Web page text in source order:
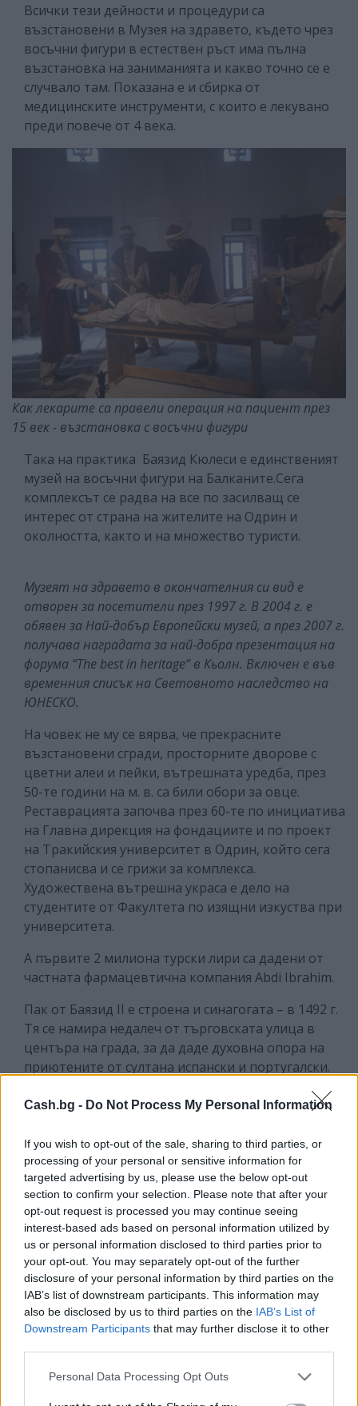
Cash.bg - Do Not Process My Personal Information
If you wish to opt-out of the sale, sharing to third parties, or
processing of your personal or sensitive information for
targeted advertising by us, please use the below opt-out
section to confirm your selection. Please note that after your
opt-out request is processed you may continue seeing
interest-based ads based on personal information utilized by
us or personal information disclosed to third parties prior to
your opt-out. You may separately opt-out of the further
disclosure of your personal information by third parties on the
IAB’s list of downstream participants. This information may
also be disclosed by us to third parties on the IAB’s List of
Downstream Participants that may further disclose it to other
Personal Data Processing Opt Outs
Всички тези дейности и процедури са
възстановени в Музея на здравето, където чрез
восъчни фигури в естествен ръст има пълна
възстановка на заниманията и какво точно се е
случвало там. Показана е и сбирка от
медицинските инструменти, с които е лекувано
преди повече от 4 века.
Как лекарите са правели операция на пациент през
15 век - възстановка с восъчни фигури
Така на практика Баязид Кюлеси е единственият
музей на восъчни фигури на Балканите.Сега
комплексът се радва на все по засилващ се
интерес от страна на жителите на Одрин и
околността, както и на множество туристи.
Музеят на здравето в окончателния си вид е
отворен за посетители през 1997 г. В 2004 г. е
обявен за Най-добър Европейски музей, а през 2007 г.
получава наградата за най-добра презентация на
форума “The best in heritage“ в Кьолн. Включен е във
временния списък на Световното наследство на
ЮНЕСКО.
На човек не му се вярва, че прекрасните
възстановени сгради, просторните дворове с
цветни алеи и пейки, вътрешната уредба, през
50-те години на м. в. са били обори за овце.
Реставрацията започва през 60-те по инициатива
на Главна дирекция на фондациите и по проект
на Тракийския университет в Одрин, който сега
стопанисва и се грижи за комплекса.
Художествена вътрешна украса е дело на
студентите от Факултета по изящни изкуства при
университета.
А първите 2 милиона турски лири са дадени от
частната фармацевтична компания Abdi Ibrahim.
Пак от Баязид II е строена и синагогата – в 1492 г.
Тя се намира недалеч от търговската улица в
центъра на града, за да даде духовна опора на
приютените от султана испански и португалски.